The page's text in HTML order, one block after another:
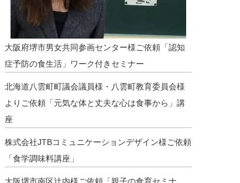
大阪府堺市男女共同参画センター様ご依頼「認知
症予防の食生活」ワーク付きセミナー
北海道八雲町町議会議員様・八雲町教育委員会様
よりご依頼「元気な体と丈夫な心は食事から」講
座
株式会社JTBコミュニケーションデザイン様ご依頼
「食学調味料講座」